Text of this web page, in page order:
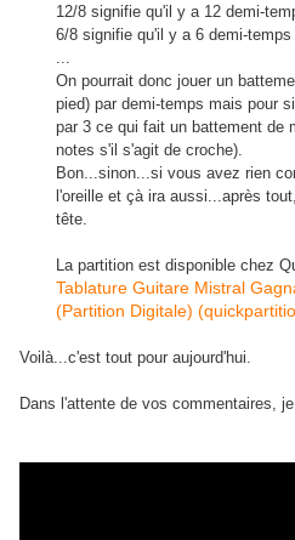
12/8 signifie qu'il y a 12 demi-
6/8 signifie qu'il y a 6 demi-
...
On pourrait donc jouer un
pied) par demi-temps mais pour
par 3 ce qui fait un battement de
notes s'il s'agit de croche).
Bon...sinon...si vous avez rien
l'oreille et çà ira aussi...après
tête.
La partition est disponible chez
Tablature Guitare Mistral
(Partition Digitale)
Voilà...c'est tout pour aujourd'hui.
Dans l'attente de vos commentaires,